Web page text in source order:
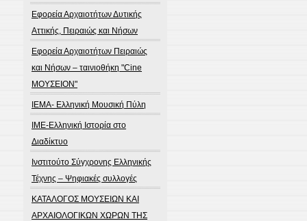
Εφορεία Αρχαιοτήτων Δυτικής
Αττικής, Πειραιώς και Νήσων
Εφορεία Αρχαιοτήτων Πειραιώς
και Νήσων – ταινιοθήκη "Cine
ΜΟΥΣΕΙΟΝ"
ΙΕΜΑ- Ελληνική Μουσική Πύλη
ΙΜΕ-Ελληνική Ιστορία στο
Διαδίκτυο
Ινστιτούτο Σύγχρονης Ελληνικής
Τέχνης – Ψηφιακές συλλογές
ΚΑΤΑΛΟΓΟΣ ΜΟΥΣΕΙΩΝ ΚΑΙ
ΑΡΧΑΙΟΛΟΓΙΚΩΝ ΧΩΡΩΝ ΤΗΣ